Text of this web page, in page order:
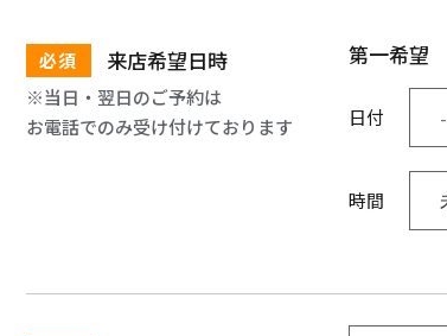
必須 来店希望日時
※当日・翌日のご予約は
お電話でのみ受け付けております
第一希望
日付
時間